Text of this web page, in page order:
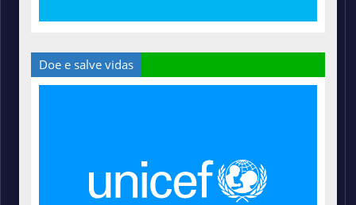
Doe e salve vidas